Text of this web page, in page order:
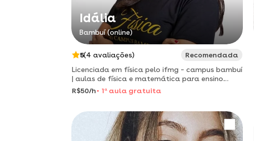
Idália
Bambuí (online)
5(4 avaliações)
Recomendada
Licenciada em física pelo ifmg – campus bambuí
| aulas de física e matemática para ensino
médio e reforço escolar
R$50/h 1 a aula gratuita